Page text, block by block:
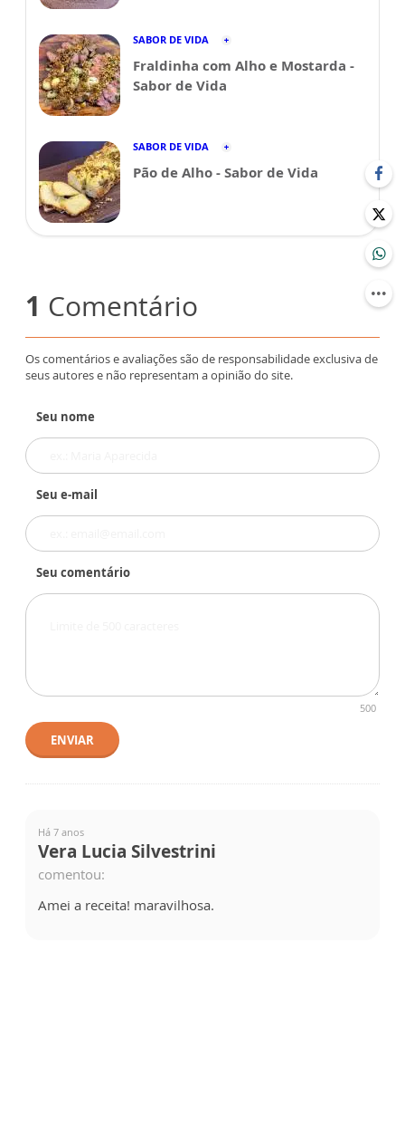
SABOR DE VIDA
Fraldinha com Alho e Mostarda -
Sabor de Vida
SABOR DE VIDA
Pão de Alho - Sabor de Vida
1 Comentário
Os comentários e avaliações são de responsabilidade exclusiva de
seus autores e não representam a opinião do site.
Seu nome
Seu e-mail
Seu comentário
500
ENVIAR
Há 7 anos
Vera Lucia Silvestrini
comentou:
Amei a receita! maravilhosa.